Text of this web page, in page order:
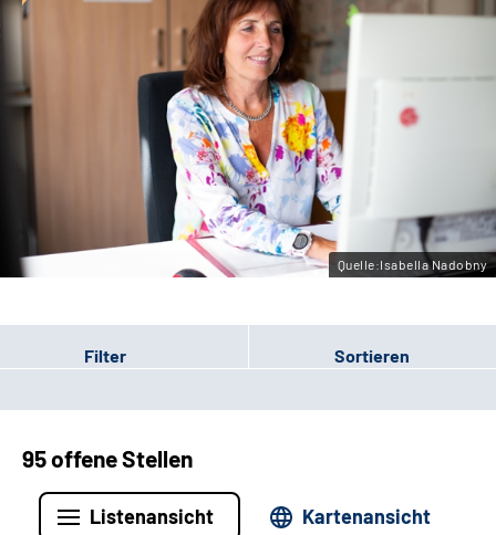
Sozialdienste & Zuweisende
Erweiterte Suche
Gebärdensprache
Leichte Sprache
Quelle:Isabella Nadobny
Filter Sortieren
95 offene Stellen
Listenansicht Kartenansicht